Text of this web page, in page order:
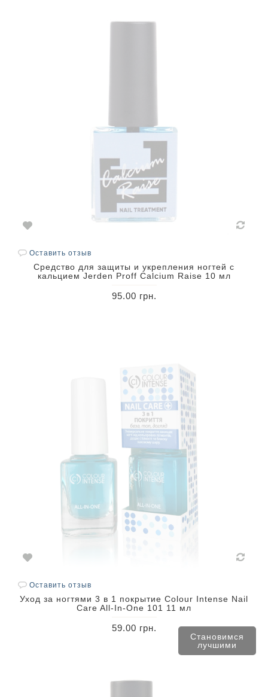
Оставить отзыв
Средство для защиты и укрепления ногтей с
кальцием Jerden Proff Calcium Raise 10 мл
95.00 грн.
Оставить отзыв
Уход за ногтями 3 в 1 покрытие Colour Intense Nail
Care All-In-One 101 11 мл
59.00 грн.
Становимся
лучшими